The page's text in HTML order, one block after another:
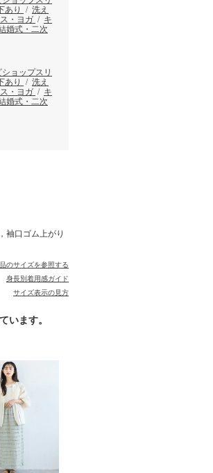
あり / 洗え
・ヨガ / キ
婚式・二次
ショップスリ
あり / 洗え
・ヨガ / キ
婚式・二次
袖口ゴム上がり
のサイズを参照する
身長別着用感ガイド
サイズ表示の見方
ます。